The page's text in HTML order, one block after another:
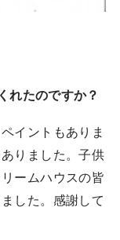
れたのですか？
イントもありま
りました。子供
ームハウスの皆
した。感謝して